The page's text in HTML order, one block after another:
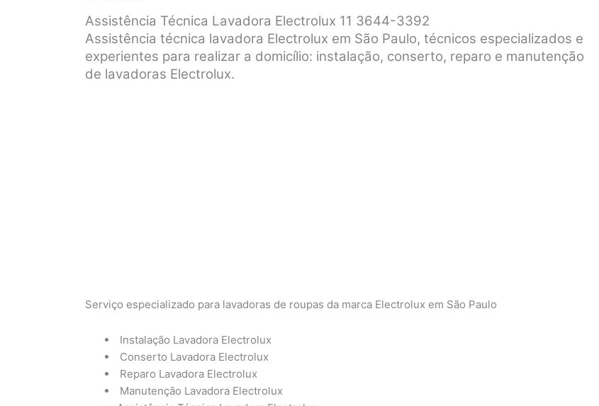
Assistência Técnica Lavadora Electrolux 11 3644-3392
Assistência técnica lavadora Electrolux em São Paulo, técnicos especializados e
experientes para realizar a domicílio: instalação, conserto, reparo e manutenção
de lavadoras Electrolux.
Serviço especializado para lavadoras de roupas da marca Electrolux em São Paulo
Instalação Lavadora Electrolux
Conserto Lavadora Electrolux
Reparo Lavadora Electrolux
Manutenção Lavadora Electrolux